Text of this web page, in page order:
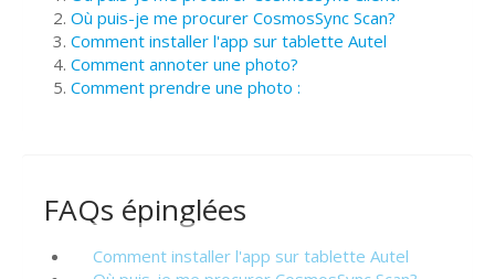
Où puis-je me procurer CosmosSync Scan?
Comment installer l'app sur tablette Autel
Comment annoter une photo?
Comment prendre une photo :
FAQs épinglées
Comment installer l'app sur tablette Autel